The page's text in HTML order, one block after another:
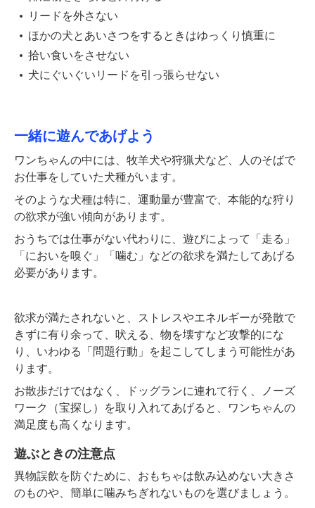
リードを外さない
ほかの犬とあいさつをするときはゆっくり慎重に
拾い食いをさせない
犬にぐいぐいリードを引っ張らせない
一緒に遊んであげよう
ワンちゃんの中には、牧羊犬や狩猟犬など、人のそばで
お仕事をしていた犬種がいます。
そのような犬種は特に、運動量が豊富で、本能的な狩り
の欲求が強い傾向があります。
おうちでは仕事がない代わりに、遊びによって「走る」
「においを嗅ぐ」「噛む」などの欲求を満たしてあげる
必要があります。
欲求が満たされないと、ストレスやエネルギーが発散で
きずに有り余って、吠える、物を壊すなど攻撃的にな
り、いわゆる「問題行動」を起こしてしまう可能性があ
ります。
お散歩だけではなく、ドッグランに連れて行く、ノーズ
ワーク（宝探し）を取り入れてあげると、ワンちゃんの
満足度も高くなります。
遊ぶときの注意点
異物誤飲を防ぐために、おもちゃは飲み込めない大きさ
のものや、簡単に噛みちぎれないものを選びましょう。